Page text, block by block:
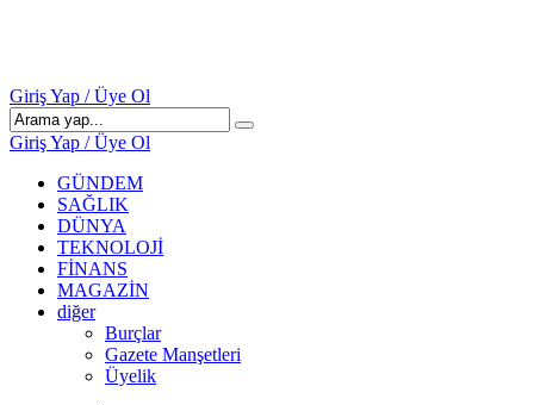
Giriş Yap / Üye Ol
Giriş Yap / Üye Ol
GÜNDEM
SAĞLIK
DÜNYA
TEKNOLOJİ
FİNANS
MAGAZİN
diğer
Burçlar
Gazete Manşetleri
Üyelik